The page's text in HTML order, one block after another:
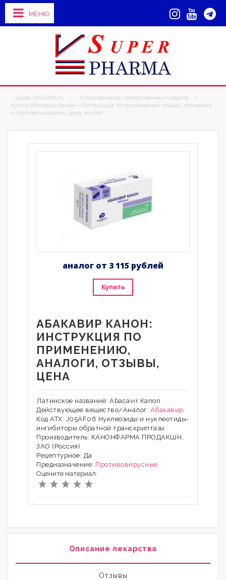
МЕНЮ
Super-PHARMA.ru / Классификатор лекарственных средств
/
Купить Абакавир Канон – Инструкция по применению, отзывы, показания
и противопоказания, цена, аналог
аналог от 3 115 рублей
Купить
АБАКАВИР КАНОН:
ИНСТРУКЦИЯ ПО
ПРИМЕНЕНИЮ,
АНАЛОГИ, ОТЗЫВЫ,
ЦЕНА
Латинское название: Abacavir Kanon
Действующее вещество/Аналог: Абакавир
Код АТХ: J05AF06 Нуклеозиды и нуклеотиды-
ингибиторы обратной транскриптазы
Производитель: КАНОНФАРМА ПРОДАКШН,
ЗАО (Россия)
Рецептурное: Да
Предназначение: Противовирусные
Оцените материал:
Описание лекарства
Отзывы